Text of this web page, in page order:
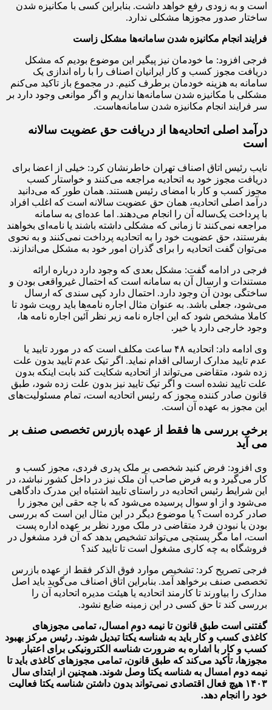
است و به زودی رفع خواهد داشت. بنابراین کسی با مکانیزه شدن
ساختار صدور مجوزها مشکلی ندارد.
فرایند انجام مکانیزه شدن سامانه‌ها مشکل زاست
فرجی افزود: ما خودمان نیز پیگیر این موضوع بودیم که مشکل
دریافت مجوز کسب و کار ایرانیان اصناف را با راه اندازی یک
سامانه به هزینه خودمان برطرف کنیم. در مجموع باز تاکید می‌کنم
مشکلی با مکانیزه شدن سامانه‌ها نداریم و اگر موانعی وجود دارد بر
سر فرایند انجام مکانیزه شدن سامانه‌هاست.
درآمد اصلی اتحادیه‌ها از دریافت حق عضویت سالانه
است
نایب رئیس اتاق اصناف تهران خاطرنشان کرد: خیلی از اعضا برای
دریافت مجوز خود به اتحادیه مراجعه می‌کنند و خواستار کسب
مجوز کسب و کار با امضای رئیس هستند. همان طور که می‌دانید
درآمد اصلی اتحادیه، همان حق عضویت سالانه است که اغلب افراد
با پرداخت یک‌ساله آن را انجام می‌دهند. اما عده‌ای به سامانه
مراجعه نمی‌کنند تا زمانی که مشکلی داشته باشند یا نامه‌ای بخواهند
بفرستند، حق عضویت خود را به اتحادیه پرداخت نمی‌کنند و به نحوی
می‌توان گفت اتحادیه را برای گذران امور خود به مشکل می‌اندازند.
فرجی در ادامه گفت: مشکل بعدی که وجود دارد درباره ارائه
مستندات و ارسال آن به سامانه است که احتمال غیرواقعی بودن و
ساختگی بودن آن وجود دارد. احتمال دارد کپی سندی که ارسال
می‌شود، جعلی باشد. به عنوان مثال اجاره نامه‌ها باید رویت شود تا
کاملا مشخص شود که این اجاره نامه زیر نظر آئین اجاره نامه ها،
وجود خارجی دارد یا خیر.
وی ادامه داد: اتحادیه ۴۸ ساعت مکلف است که در مورد تایید یا
عدم تایید مدارک ارسالی اقدام نماید. اگر تیک ‌عدم تایید بدون علت
زده شود، متقاضی می‌تواند از اتحادیه شکایت کند بابت اینکه بدون
علت تایید نشده است و اگر تیک تایید نیز بدون علت زده شود، طبق
قانون صادر کننده مجوز که رئیس اتحادیه است، تمام مسئولیت‌های
این مجوز به عهده آن است.
برخی بررسی ها فقط از عهده بازرس تخصصی صنف بر
می آید
وی افزود: فرض کنید شخصی بر ملک پدری فردی، مجوز کسب و
کار می‌گیرد و به فرض صاحب آن ملک نیز در داخل کشور نباشد، در
این شرایط رئیس اتحادیه در راستای تایید اشتباه این مدرک دادگاهی
می‌شود و از او سوال پرسیده می‌شود که با چه حقی این مجوز را
صادر کرده است؟ یا موضوع دیگر در این مثال این است که بررسی
بودن یا نبودن فرد متقاضی در ملک مورد نظر بر عهده اداره پست
است، اما مگر پستچی می‌تواند تشخیص بدهد که آن فرد مشغول در
فروشگاه به چه کاری مشغول است تا تایید کند؟
فرجی تصریح کرد: تشخیص موارد فوق الذکر فقط از عهده بازرس
تخصصی صنف برخواهد آمد. بنابراین اتاق اصناف می‌گوید باید اصل
مدارک را بیاورند تا کارمند اتحادیه یا هیئت مدیره اتحادیه آن را
بررسی کند تا حق کسی در این زمینه ضایع نشود.
گفتنی است طبق قانون تا نیمه دوم امسال، تمامی مجوزهای
کاغذی کسب و کار باید به شناسه یکتا تبدیل شوند. رئیس مرکز بهبود
کسب و کار با اشاره به ضرورت شناسه الکترونیکی برای اعتبار
مجوزها، تأکید می‌کند که طبق قانون، تمامی مجوزهای کاغذی باید تا
نیمه دوم امسال به شناسه یکتا وصل شوند. همچنین از ابتدای سال
۱۴۰۳ هیچ فعال اقتصادی نمی‌تواند بدون داشتن شناسه یکتا فعالیت
خود را انجام دهد.